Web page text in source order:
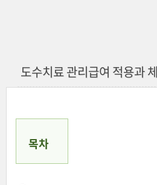
도수치료 관리급여 적용과
목차